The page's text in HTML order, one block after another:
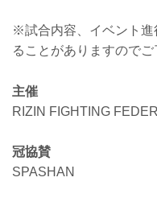
※試合内容、イベント進
ることがありますのでご
主催
RIZIN FIGHTING
冠協賛
SPASHAN